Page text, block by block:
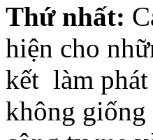
Thứ nhất:
hiện cho
kết làm
không